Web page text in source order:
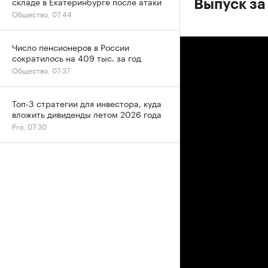
Выпуск
Общество, 07:44
Число пенсионеров в России
сократилось на 409 тыс. за год
Общество, 07:37
Топ-3 стратегии для инвестора, куда
вложить дивиденды летом 2026 года
Pro, 07:30